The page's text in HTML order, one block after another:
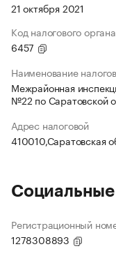
21 октября 2021
Код налогового органа
6457
Наименование
Межрайонная
№22 по Саратовской
Адрес налоговой
410010,Саратовская
Регистрационный
1278308893